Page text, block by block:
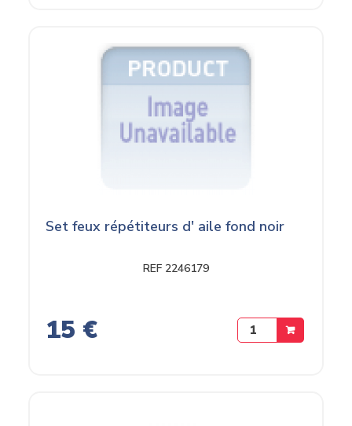
Set feux répétiteurs d' aile fond noir
REF 2246179
15 €